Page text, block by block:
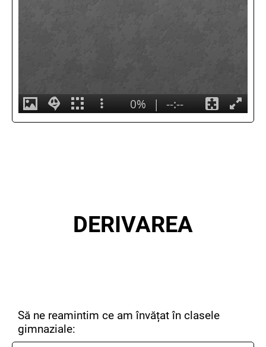
DERIVAREA
Să ne reamintim ce am învățat în clasele
gimnaziale: